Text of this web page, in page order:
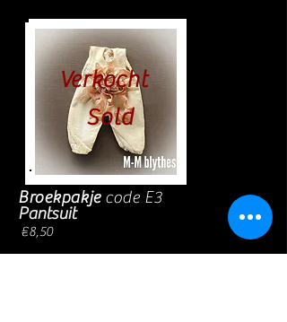
Verkocht
Sold
Broekpakjecode E3
Pantsuit
€8,50